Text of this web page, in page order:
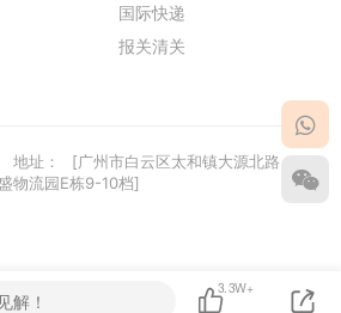
国际快递
报关清关
地址：
[广州市白云区太和镇大源北路
物流园E栋9-10档]
解！
3.3W+